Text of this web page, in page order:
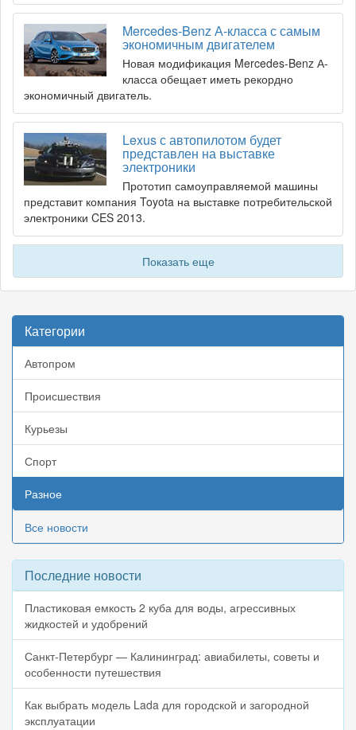
Mercedes-Benz А-класса с самым
экономичным двигателем
Новая модификация Mercedes-Benz А-
класса обещает иметь рекордно
экономичный двигатель.
Lexus с автопилотом будет
представлен на выставке
электроники
Прототип самоуправляемой машины
представит компания Toyota на выставке потребительской
электроники CES 2013.
Показать еще
Категории
Автопром
Происшествия
Курьезы
Спорт
Разное
Все новости
Последние новости
Пластиковая емкость 2 куба для воды, агрессивных
жидкостей и удобрений
Санкт-Петербург — Калининград: авиабилеты, советы и
особенности путешествия
Как выбрать модель Lada для городской и загородной
эксплуатации